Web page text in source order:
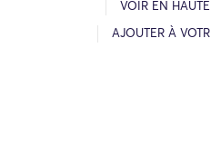
VOIR EN
AJOUTER À